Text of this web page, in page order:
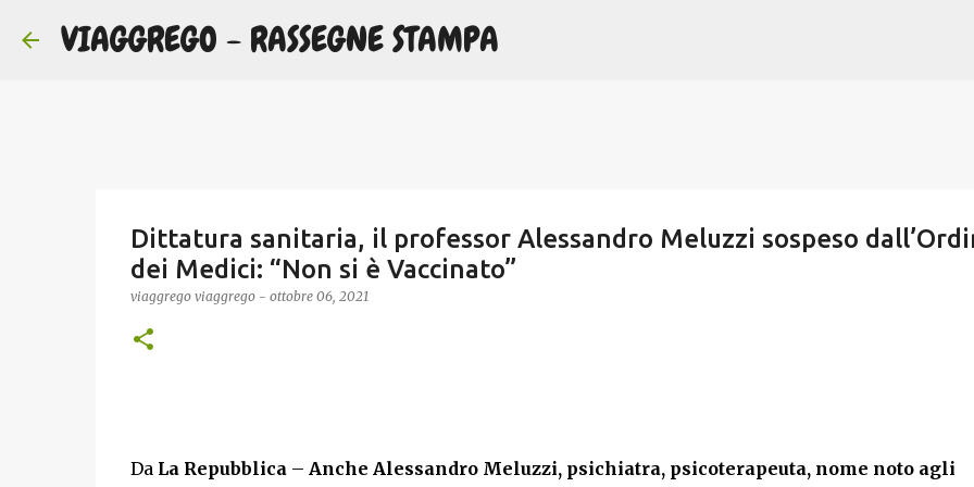
VIAGGREGO - RASSEGNE STAMPA
Dittatura sanitaria, il professor Alessandro Meluzzi sospeso
dei Medici: “Non si è Vaccinato”
viaggrego viaggrego - ottobre 06, 2021
Da La Repubblica– Anche Alessandro Meluzzi, psichiatra, psicoterapeuta, nome noto agli